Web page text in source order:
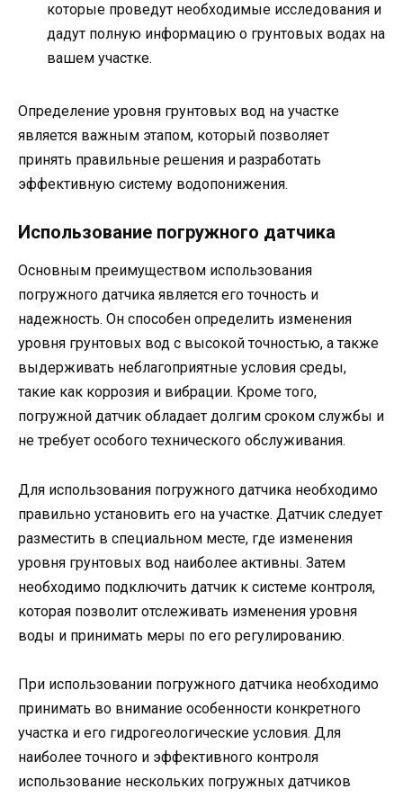
которые проведут необходимые исследования и
дадут полную информацию о грунтовых водах на
вашем участке.
Определение уровня грунтовых вод на участке
является важным этапом, который позволяет
принять правильные решения и разработать
эффективную систему водопонижения.
Использование погружного датчика
Основным преимуществом использования
погружного датчика является его точность и
надежность. Он способен определить изменения
уровня грунтовых вод с высокой точностью, а также
выдерживать неблагоприятные условия среды,
такие как коррозия и вибрации. Кроме того,
погружной датчик обладает долгим сроком службы и
не требует особого технического обслуживания.
Для использования погружного датчика необходимо
правильно установить его на участке. Датчик следует
разместить в специальном месте, где изменения
уровня грунтовых вод наиболее активны. Затем
необходимо подключить датчик к системе контроля,
которая позволит отслеживать изменения уровня
воды и принимать меры по его регулированию.
При использовании погружного датчика необходимо
принимать во внимание особенности конкретного
участка и его гидрогеологические условия. Для
наиболее точного и эффективного контроля
использование нескольких погружных датчиков